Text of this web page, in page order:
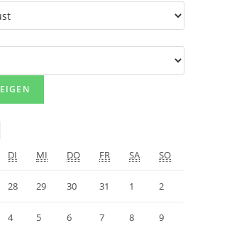
DI MI DO FR SA SO
28 29 30 31 1 2
4 5 6 7 8 9